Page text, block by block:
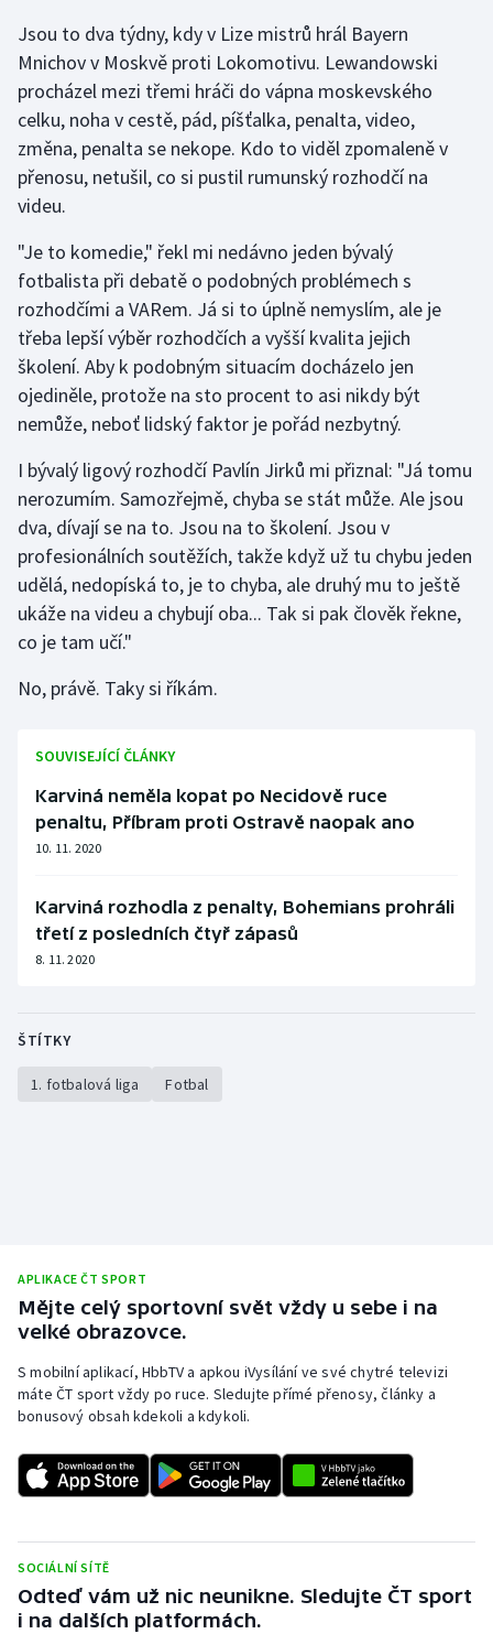
Triatlon
Veslování
Vodní slalom
Ostatní
Jsou to dva týdny, kdy v Lize mistrů hrál Bayern
Mnichov v Moskvě proti Lokomotivu. Lewandowski
procházel mezi třemi hráči do vápna moskevského
celku, noha v cestě, pád, píšťalka, penalta, video,
změna, penalta se nekope. Kdo to viděl zpomaleně v
přenosu, netušil, co si pustil rumunský rozhodčí na
videu.
"Je to komedie," řekl mi nedávno jeden bývalý
fotbalista při debatě o podobných problémech s
rozhodčími a VARem. Já si to úplně nemyslím, ale je
třeba lepší výběr rozhodčích a vyšší kvalita jejich
školení. Aby k podobným situacím docházelo jen
ojediněle, protože na sto procent to asi nikdy být
nemůže, neboť lidský faktor je pořád nezbytný.
I bývalý ligový rozhodčí Pavlín Jirků mi přiznal: "Já tomu
nerozumím. Samozřejmě, chyba se stát může. Ale jsou
dva, dívají se na to. Jsou na to školení. Jsou v
profesionálních soutěžích, takže když už tu chybu jeden
udělá, nedopíská to, je to chyba, ale druhý mu to ještě
ukáže na videu a chybují oba... Tak si pak člověk řekne,
co je tam učí."
No, právě. Taky si říkám.
SOUVISEJÍCÍ ČLÁNKY
Karviná neměla kopat po Necidově ruce
penaltu, Příbram proti Ostravě naopak ano
10. 11. 2020
Karviná rozhodla z penalty, Bohemians prohráli
třetí z posledních čtyř zápasů
8. 11. 2020
ŠTÍTKY
1. fotbalová liga Fotbal
APLIKACE ČT SPORT
Mějte celý sportovní svět vždy u sebe i na
velké obrazovce.
S mobilní aplikací, HbbTV a apkou iVysílání ve své chytré televizi
máte ČT sport vždy po ruce. Sledujte přímé přenosy, články a
bonusový obsah kdekoli a kdykoli.
SOCIÁLNÍ SÍTĚ
Odteď vám už nic neunikne. Sledujte ČT sport
i na dalších platformách.